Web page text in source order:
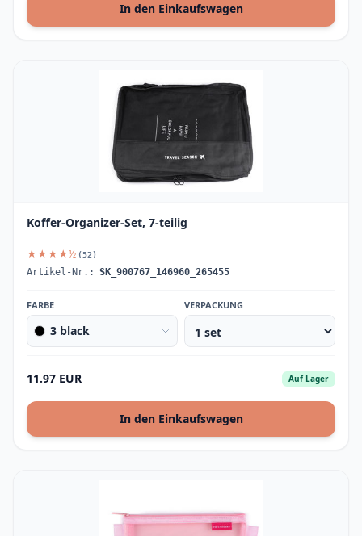
In den Einkaufswagen
Koffer-Organizer-Set, 7-teilig
★★★★½ (52)
Artikel-Nr.: SK_900767_146960_265455
FARBE
3 black
VERPACKUNG
11.97 EUR Auf Lager
In den Einkaufswagen